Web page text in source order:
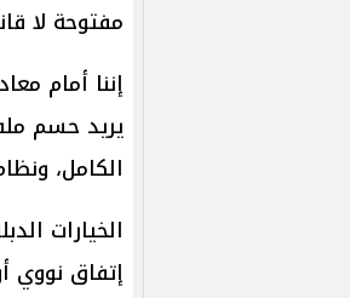
مفتوحة لا
إننا أمام
يريد حسم
الكامل،
الخيارات
إتفاق نووي